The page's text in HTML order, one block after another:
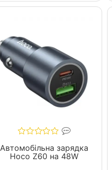
Автомобільна зарядка
Hoco Z60 на 48W